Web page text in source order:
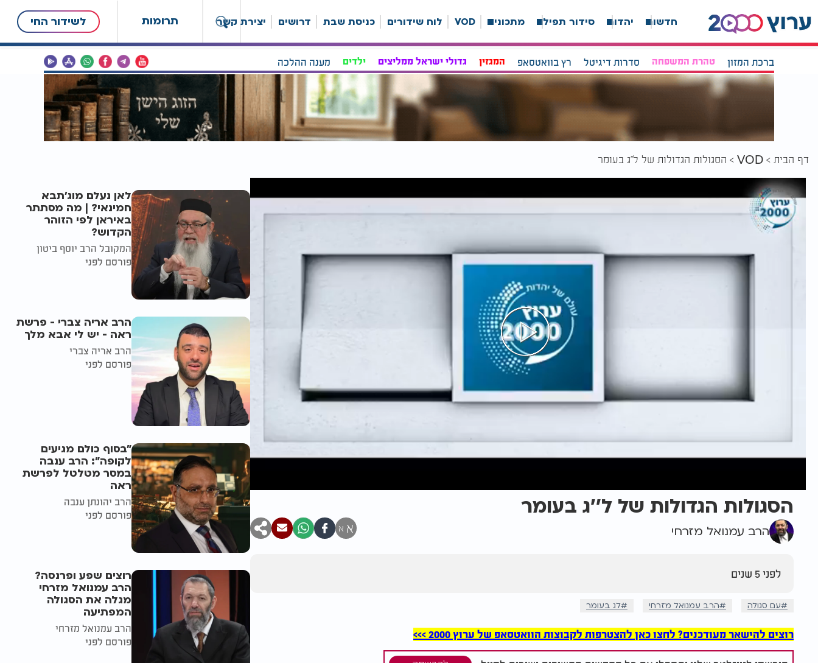
תרומות לשידור החי חדשות יהדות סידור תפילה מתכונים VOD לוח שידורים כניסת שבת דרושים יצירת קשר
ברכת המזון טהרת המשפחה סדרות דיגיטל רץ בוואטסאפ המגזין גדולי ישראל ממליצים ילדים מענה ההלכה
דף הבית VOD הסגולות הגדולות של ל''ג בעומר
הסגולות הגדולות של ל''ג בעומר
הרב עמנואל מזרחי א א
לפני 5 שנים
עם סגולה הרב עמנואל מזרחי לג בעומר
רוצים להישאר מעודכנים? לחצו כאן להצטרפות לקבוצות הוואטסאפ של ערוץ 2000 >>>
לאן נעלם מוג'תבא
חמינאי? | מה מסתתר
באיראן לפי הזוהר
הקדוש?
המקובל הרב יוסף ביטון
פורסם לפני
הרב אריה צברי - פרשת
ראה - יש לי אבא מלך
הרב אריה צברי
פורסם לפני
"בסוף כולם מגיעים
לקופה": הרב ענבה
במסר מטלטל לפרשת
ראה
הרב יהונתן ענבה
פורסם לפני
רוצים שפע ופרנסה?
הרב עמנואל מזרחי
מגלה את הסגולה
המפתיעה
הרב עמנואל מזרחי
פורסם לפני